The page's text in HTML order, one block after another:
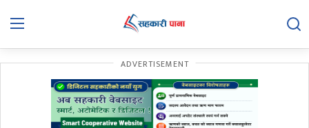
ADVERTISEMENT